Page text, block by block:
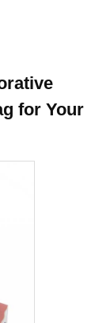
for Your